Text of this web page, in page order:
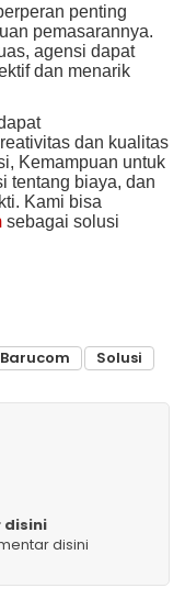
penting
pemasarannya.
agensi dapat
dan menarik
dan kualitas
Kemampuan untuk
tentang biaya, dan
Kami bisa
sebagai solusi
Solusi
disini
disini